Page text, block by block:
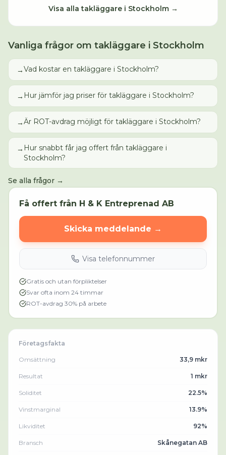
Visa allatakläggarei Stockholm→
Vanliga frågor om takläggare i Stockholm
→Vad kostar en takläggare i Stockholm?
→ Hur jämför jag priser för takläggare i Stockholm?
→Är ROT-avdrag möjligt för takläggare i Stockholm?
→ Hur snabbt får jag offert från takläggare i
Stockholm?
Se alla frågor →
Få offert från H & K Entreprenad AB
Skicka meddelande →
Visa telefonnummer
Gratis och utan förpliktelser
Svar ofta inom 24 timmar
ROT-avdrag 30% på arbete
Företagsfakta
Omsättning 33,9 mkr
Resultat 1 mkr
Soliditet 22.5%
Vinstmarginal 13.9%
Likviditet 92%
Bransch Skånegatan AB